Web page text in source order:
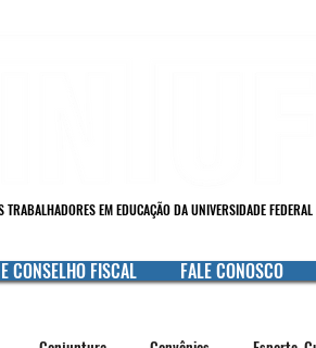
TRABALHADORES EM EDUCAÇÃO DA UNIVERSIDADE
CONSELHO FISCAL FALE CONOSCO